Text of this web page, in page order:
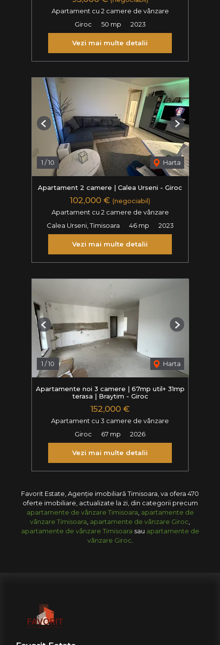
Apartament cu 2 camere de vânzare
Giroc
50 mp 2023
Vezi mai multe detalii
1 /10 Harta
Previous Next
Apartament 2 camere | Calea Urseni - Giroc
102,000 € (negociabil)
Apartament cu 2 camere de vânzare
Calea Urseni, Timisoara
46 mp 2023
Vezi mai multe detalii
1 /10 Harta
Previous Next
Apartamente noi 3 camere | 67mp util+ 31mp
terasa | Braytim - Giroc
152,000 €
Apartament cu 3 camere de vânzare
Giroc
67 mp 2026
Vezi mai multe detalii
Favorit Estate, Agenție imobiliară Timisoara, va ofera 470
oferte imobiliare, actualizate la zi, din categorii precum
apartamente de vânzare Timisoara apartamente de
vânzare Timisoara apartamente de vânzare Giroc
apartamente de vânzare Timisoara sau apartamente de
vânzare Giroc